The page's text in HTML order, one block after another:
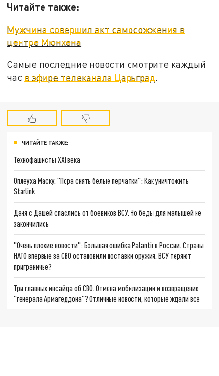
Читайте также:
Мужчина совершил акт самосожжения в
центре Мюнхена
Самые последние новости смотрите каждый
час в эфире телеканала Царьград.
ЧИТАЙТЕ ТАКЖЕ:
Технофашисты XXI века
Оплеуха Маску. "Пора снять белые перчатки": Как уничтожить
Starlink
Даня с Дашей спаслись от боевиков ВСУ. Но беды для малышей не
закончились
"Очень плохие новости": Большая ошибка Palantir в России. Страны
НАТО впервые за СВО остановили поставки оружия. ВСУ теряют
приграничье?
Три главных инсайда об СВО. Отмена мобилизации и возвращение
"генерала Армагеддона"? Отличные новости, которые ждали все